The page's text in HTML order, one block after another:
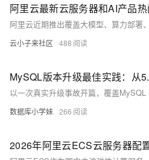
云小子来社区 488
数据库小学妹 266
2026年阿里云ECS云服务器配